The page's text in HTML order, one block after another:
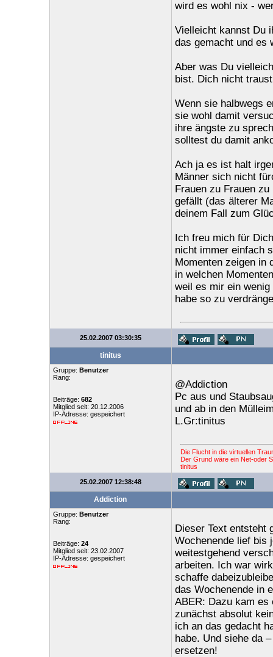
wird es wohl nix -
Vielleicht kannst Du
das gemacht und es
Aber was Du
bist. Dich nicht
Wenn sie halbwegs
sie wohl damit
ihre ängste zu
solltest du damit
Ach ja es ist halt
Männer sich nicht
Frauen zu Frauen
gefällt (das älterer
deinem Fall zum
Ich freu mich für
nicht immer einfach
Momenten zeigen in
in welchen
weil es mir ein
habe so zu
25.02.2007 03:30:35
tinitus
Gruppe: Benutzer
Rang:
Beiträge: 682
Mitglied seit: 20.12.2006
IP-Adresse: gespeichert
@Addiction
Pc aus und
und ab in den
L.Gr:tinitus
Die Flucht in die virtuellen
Der Grund wäre ein Net-oder
tinitus
25.02.2007 12:38:48
Addiction
Gruppe: Benutzer
Rang:
Beiträge: 24
Mitglied seit: 23.02.2007
IP-Adresse: gespeichert
Dieser Text entsteht
Wochenende lief bis
weitestgehend
arbeiten. Ich war
schaffe
das Wochenende in
ABER: Dazu kam
zunächst absolut
ich an das gedacht
habe. Und siehe da
ersetzen!